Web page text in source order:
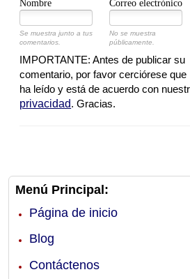
Nombre Correo electrónico
Se muestra junto a tus
comentarios.
No se muestra
públicamente.
IMPORTANTE: Antes de publicar su
comentario, por favor cerciórese que
ha leído y está de acuerdo con
privacidad. Gracias.
Menú Principal:
Página de inicio
Blog
Contáctenos